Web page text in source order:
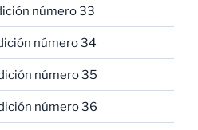
número 33
número 34
número 35
número 36